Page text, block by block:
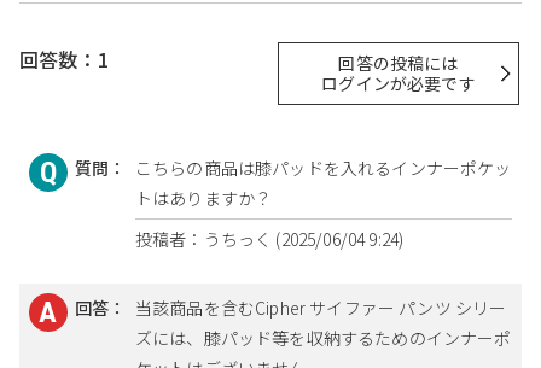
回答数：1
回答の投稿には
ログインが必要です
質問：
こちらの商品は膝パッドを入れるインナーポケッ
トはありますか？
投稿者：うちっく (2025/06/04 9:24)
回答：
当該商品を含むCipher サイファー パンツ シリー
ズには、膝パッド等を収納するためのインナーポ